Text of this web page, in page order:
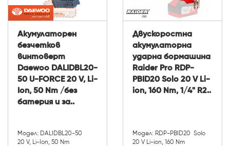
Акумулаторен
безчетков
винтоверт
Daewoo DALIDBL20-
50 U-FORCE 20 V, Li-
Ion, 50 Nm /без
батерия и за..
Модел: DALIDBL20-50
20 V, Li-Ion, 50 Nm
Двускоростна
акумулаторна
ударна бормашина
Raider Pro RDP-
PBID20 Solo 20 V Li-
ion, 160 Nm, 1/4" R2..
Модел: RDP-PBID20 Solo
20 V Li-ion, 160 Nm